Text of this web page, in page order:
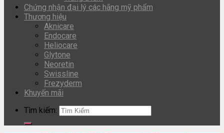
Chứng nhận đại lý các hãng mỹ phẩm
Thương hiệu
Aknicare
Endocare
Heliocare
Glytone
Neoretin
Swissline
Frezyderm
Khuyến mãi
Tìm kiếm: